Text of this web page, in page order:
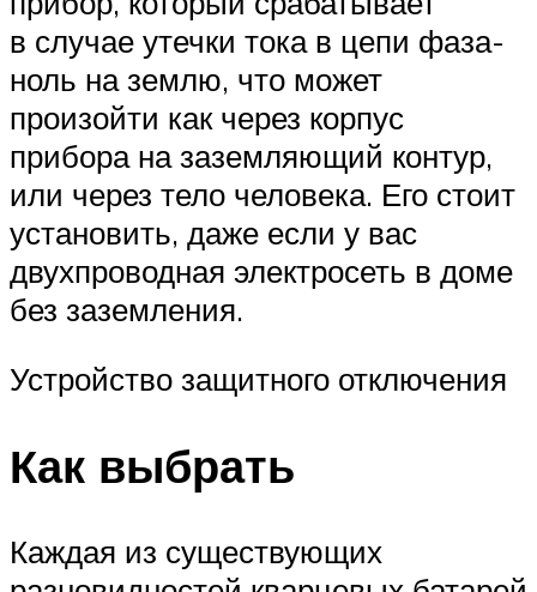
в случае утечки тока в цепи фаза-
ноль на землю, что может
произойти как через корпус
прибора на заземляющий контур,
или через тело человека. Его стоит
установить, даже если у вас
двухпроводная электросеть в доме
без заземления.
Устройство защитного отключения
Как выбрать
Каждая из существующих